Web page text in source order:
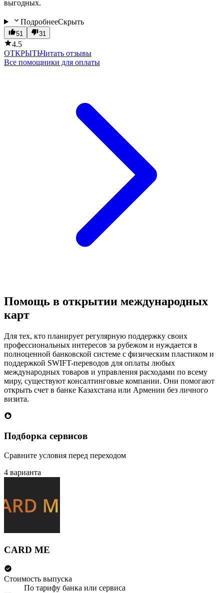
выгодных.
ПодробнееСкрыть
51 31
4.5
ОТКРЫТЬЧитать отзывы
Все помощники для оплаты
Помощь в открытии международных
карт
Для тех, кто планирует регулярную поддержку своих
профессиональных интересов за рубежом и нуждается в
полноценной банковской системе с физическим пластиком и
поддержкой SWIFT-переводов для оплаты любых
международных товаров и управления расходами по всему
миру, существуют консалтинговые компании. Они помогают
открыть счет в банке Казахстана или Армении без личного
визита.
Подборка сервисов
Сравните условия перед переходом
4 варианта
CARD ME
Стоимость выпуска
По тарифу банка или сервиса